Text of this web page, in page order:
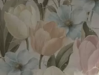
Premium
56.6734 .00€/m²
Vinile Premium